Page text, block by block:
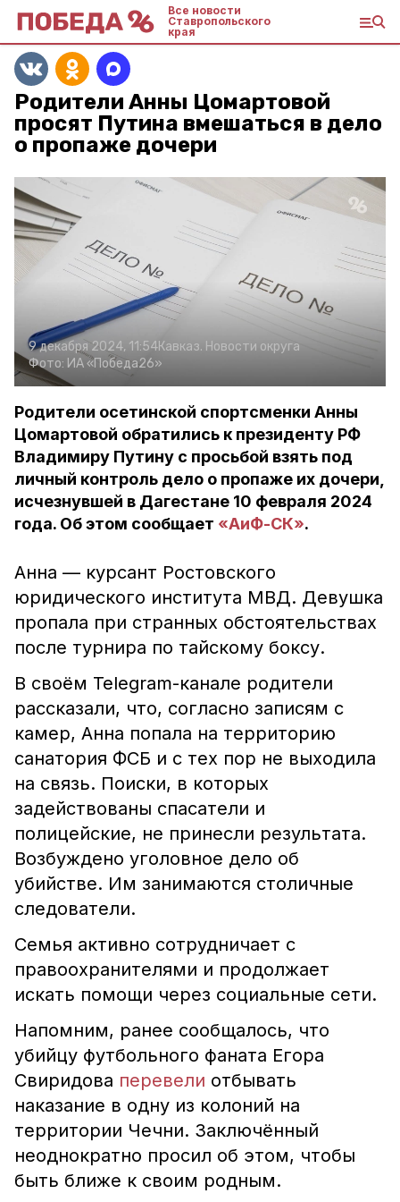
Все новости
Ставропольского
края
Родители Анны Цомартовой
просят Путина вмешаться в дело
о пропаже дочери
9 декабря 2024, 11:54Кавказ. Новости округа
Фото: ИА «Победа26»
Родители осетинской спортсменки Анны
Цомартовой обратились к президенту РФ
Владимиру Путину с просьбой взять под
личный контроль дело о пропаже их дочери,
исчезнувшей в Дагестане 10 февраля 2024
года. Об этом сообщает «АиФ-СК».
Анна — курсант Ростовского
юридического института МВД. Девушка
пропала при странных обстоятельствах
после турнира по тайскому боксу.
В своём Telegram-канале родители
рассказали, что, согласно записям с
камер, Анна попала на территорию
санатория ФСБ и с тех пор не выходила
на связь. Поиски, в которых
задействованы спасатели и
полицейские, не принесли результата.
Возбуждено уголовное дело об
убийстве. Им занимаются столичные
следователи.
Семья активно сотрудничает с
правоохранителями и продолжает
искать помощи через социальные сети.
Напомним, ранее сообщалось, что
убийцу футбольного фаната Егора
Свиридова перевели отбывать
наказание в одну из колоний на
территории Чечни. Заключённый
неоднократно просил об этом, чтобы
быть ближе к своим родным.